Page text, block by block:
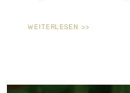
WEITERLESEN >>